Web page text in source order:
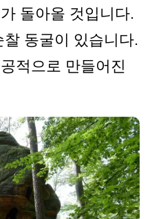
돌아올 것입니다.
동굴이 있습니다.
적으로 만들어진